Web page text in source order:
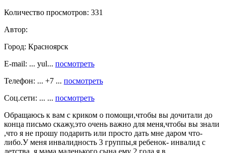
Количество просмотров: 331
Автор:
Город: Красноярск
E-mail: ... yul... посмотреть
Телефон: ... +7 ... посмотреть
Соц.сети: ... ... посмотреть
Обращаюсь к вам с криком о помощи,чтобы вы дочитали до
конца письмо скажу,это очень важно для меня,чтобы вы знали
,что я не прошу подарить или просто дать мне даром что-
либо.У меня инвалидность 3 группы,я ребенок- инвалид с
детства ,я мама маленького сына ему 2 года,я в